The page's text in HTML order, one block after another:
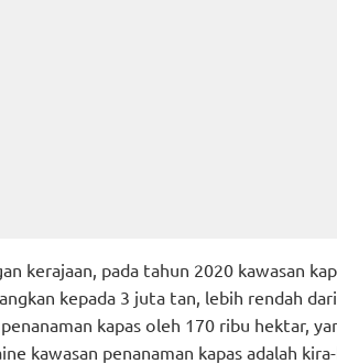
kerajaan, pada tahun 2020 kawasan
kepada 3 juta tan, lebih rendah
kapas oleh 170 ribu hektar,
kawasan penanaman kapas adalah